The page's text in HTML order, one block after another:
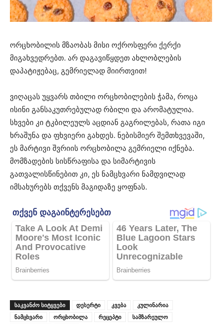
ორცხობილის მზაობას მისი ოქროსფერი ქერქი
მიგახვედრებთ. არ დაგავიწყდეთ ახლობლების
დაპატიჟებაც, გემრიელად მიირთვით!
ვიღაცას უყვარს თბილი ორცხობილების ჭამა, როცა
ისინი განსაკუთრებულად რბილი და არომატულია.
სხვები კი ტკბილეულს აცდიან გაგრილებას, რათა იგი
ხრაშუნა და ფხვიერი გახდეს. ნებისმიერ შემთხვევაში,
ეს მარტივი შვრიის ორცხობილა გემრიელი იქნება.
მომზადების სისწრაფისა და სიმარტივის
გათვალისწინებით კი, ეს ნამცხვარი ნამდვილად
იმსახურებს თქვენს მაგიდაზე ყოფნას.
ᲡᲐᲙᲕᲐᲜᲫᲝ ᲡᲘᲢᲧᲕᲔᲑᲘ დესერტი კვება
კულინარია
ნამცხვარი
ორცხობილა რეცეპტი
სამზარეულო